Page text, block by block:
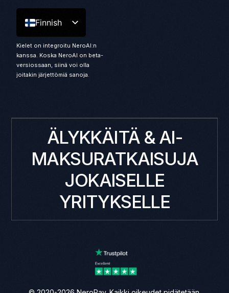
Finnish
Kielet on integroitu NeroAI:n
kanssa. Koska NeroAI on beta-
versiossaan, siinä voi olla
joitakin järjettömiä sanoja.
ÄLYKKÄITÄ & AI-
MAKSURATKAISUJA
JOKAISELLE
YRITYKSELLE